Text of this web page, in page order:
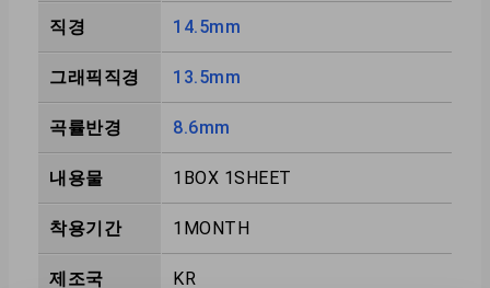
직경 14.5mm
그래픽직경 13.5mm
곡률반경 8.6mm
내용물 1BOX 1SHEET
착용기간 1MONTH
제조국 KR